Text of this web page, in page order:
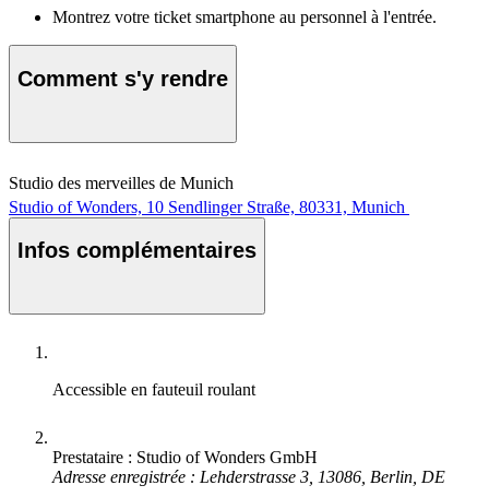
Montrez votre ticket smartphone au personnel à l'entrée.
Comment s'y rendre
Studio des merveilles de Munich
Studio of Wonders, 10 Sendlinger Straße, 80331, Munich
Infos complémentaires
Accessible en fauteuil roulant
Prestataire : Studio of Wonders GmbH
Adresse enregistrée : Lehderstrasse 3, 13086, Berlin, DE